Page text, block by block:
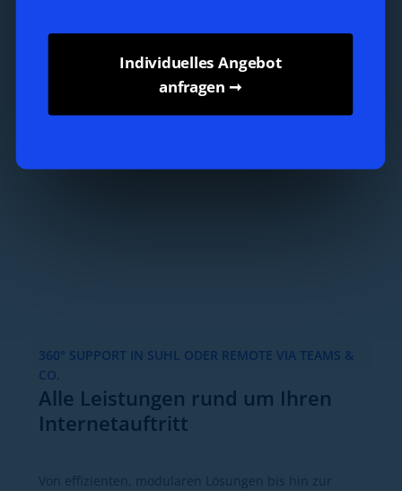
Individuelles Angebot
anfragen ➞
360° SUPPORT IN SUHL ODER REMOTE VIA TEAMS &
CO.
Alle Leistungen rund um Ihren
Internetauftritt
Von effizienten, modularen Lösungen bis hin zur